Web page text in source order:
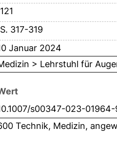
121
S. 317-319
Januar 2024
> Lehrstuhl für
s00347-023-01964-
Technik, Medizin,